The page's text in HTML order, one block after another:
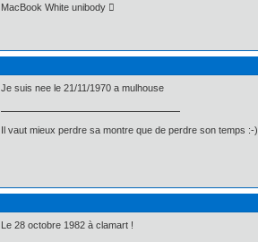
MacBook White unibody 
Je suis nee le 21/11/1970 a mulhouse
Il vaut mieux perdre sa montre que de perdre son temps :-)
Le 28 octobre 1982 à clamart !